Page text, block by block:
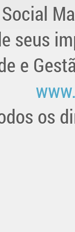
seus
e
os